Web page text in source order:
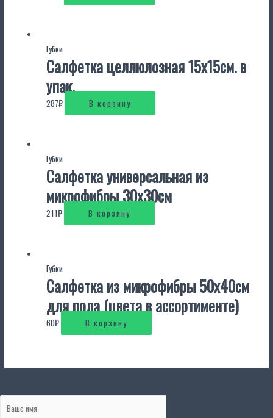
Губки
Салфетка целлюлозная 15х15см. в
упак.
287₽ В корзину
Губки
Салфетка универсальная из
микрофибры 30х30см
211₽ В корзину
Губки
Салфетка из микрофибры 50х40см
для пола (цвета в ассортименте)
60₽ В корзину